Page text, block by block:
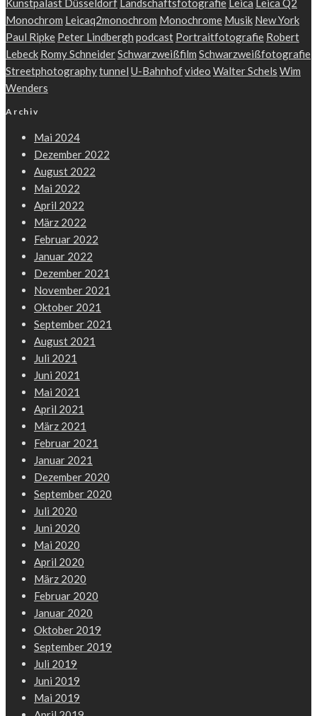
Kunstpalast Düsseldorf Landschaftsfotografie Leica Leica Q2
Monochrom Leicaq2monochrom Monochrome Musik New York
Paul Ripke Peter Lindbergh podcast Portraitfotografie Robert
Lebeck Romy SchneiderSchwarzweißfilm Schwarzweißfotografie
Streetphotographytunnel U-Bahnhofvideo Walter Schels Wim
Wenders
Archiv
Mai 2024
Dezember 2022
August 2022
Mai 2022
April 2022
März 2022
Februar 2022
Januar 2022
Dezember 2021
November 2021
Oktober 2021
September 2021
August 2021
Juli 2021
Juni 2021
Mai 2021
April 2021
März 2021
Februar 2021
Januar 2021
Dezember 2020
September 2020
Juli 2020
Juni 2020
Mai 2020
April 2020
März 2020
Februar 2020
Januar 2020
Oktober 2019
September 2019
Juli 2019
Juni 2019
Mai 2019